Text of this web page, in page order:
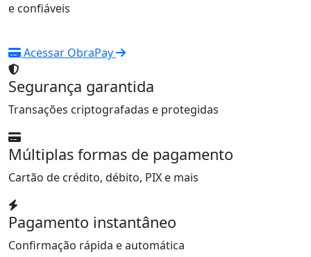
e confiáveis
Acessar ObraPay
Segurança garantida
Transações criptografadas e protegidas
Múltiplas formas de pagamento
Cartão de crédito, débito, PIX e mais
Pagamento instantâneo
Confirmação rápida e automática